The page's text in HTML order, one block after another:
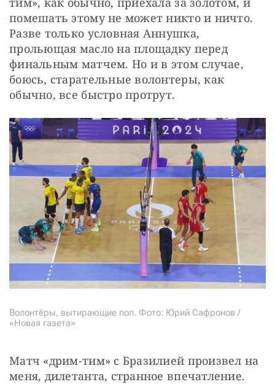
помешать этому не может никто и ничто.
Разве только условная Аннушка,
прольющая масло на площадку перед
финальным матчем. Но и в этом случае,
боюсь, старательные волонтеры, как
обычно, все быстро протрут.
Волонтёры, вытирающие пол. Фото: Юрий Сафронов /
«Новая газета»
Матч «дрим-тим» с Бразилией произвел на
меня, дилетанта, странное впечатление.